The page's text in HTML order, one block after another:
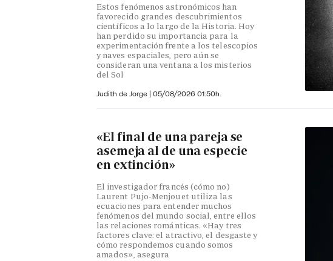
Estos fenómenos astronómicos han
favorecido grandes descubrimientos
científicos a lo largo de la Historia. Hoy
han perdido su importancia para la
experimentación frente a los telescopios
y naves espaciales, pero aún se
consideran una ventana a los misterios
del Sol
Judith de Jorge | 05/08/2026 01:50h.
«El final de una pareja se
asemeja al de una especie
en extinción»
El investigador francés (cómo no)
Laurent Pujo-Menjouet utiliza las
ecuaciones para entender muchos
fenómenos del mundo social, entre ellos
las relaciones románticas. «Hay tres
factores clave: el atractivo, el desgaste y
cómo respondemos cuando somos
amados», asegura